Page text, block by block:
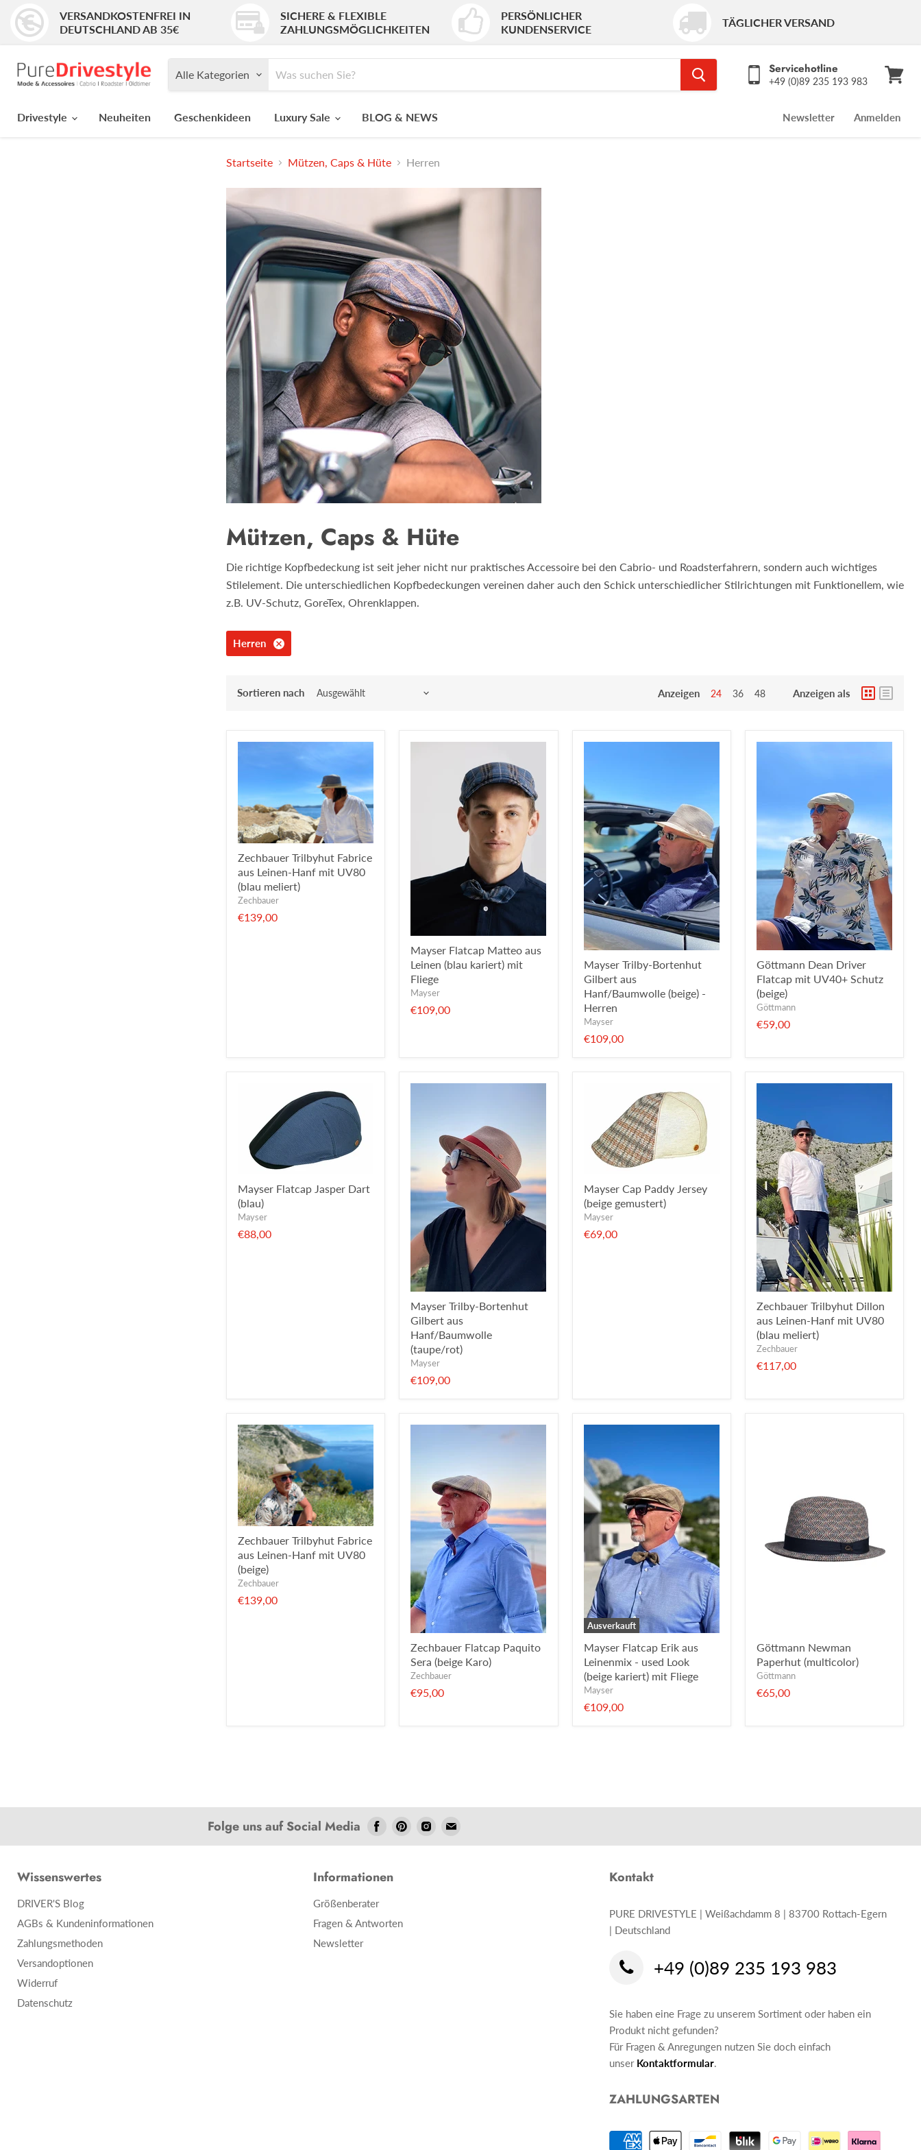
VERSANDKOSTENFREI IN
DEUTSCHLAND AB 35€
SICHERE & FLEXIBLE
ZAHLUNGSMÖGLICHKEITEN
PERSÖNLICHER
KUNDENSERVICE
TÄGLICHER VERSAND
Alle Kategorien Servicehotline
+49 (0)89 235 193 983
Drivestyle
Neuheiten Geschenkideen Luxury Sale BLOG & NEWS Newsletter Anmelden
Startseite Mützen, Caps & Hüte Herren
Mützen, Caps & Hüte
Die richtige Kopfbedeckung ist seit jeher nicht nur praktisches Accessoire bei den Cabrio- und Roadsterfahrern, sondern auch wichtiges
Stilelement. Die unterschiedlichen Kopfbedeckungen vereinen daher auch den Schick unterschiedlicher Stilrichtungen mit Funktionellem, wie
z.B. UV-Schutz, GoreTex, Ohrenklappen.
Herren
Sortieren nach Anzeigen 24 36 48 Anzeigen als
Zechbauer Trilbyhut Fabrice
aus Leinen-Hanf mit UV80
(blau meliert)
Zechbauer
€139,00
Mayser Flatcap Matteo aus
Leinen (blau kariert) mit
Fliege
Mayser
€109,00
Mayser Trilby-Bortenhut
Gilbert aus
Hanf/Baumwolle (beige) -
Herren
Mayser
€109,00
Göttmann Dean Driver
Flatcap mit UV40+ Schutz
(beige)
Göttmann
€59,00
Mayser Flatcap Jasper Dart
(blau)
Mayser
€88,00
Mayser Trilby-Bortenhut
Gilbert aus
Hanf/Baumwolle
(taupe/rot)
Mayser
€109,00
Mayser Cap Paddy Jersey
(beige gemustert)
Mayser
€69,00
Zechbauer Trilbyhut Dillon
aus Leinen-Hanf mit UV80
(blau meliert)
Zechbauer
€117,00
Zechbauer Trilbyhut Fabrice
aus Leinen-Hanf mit UV80
(beige)
Zechbauer
€139,00
Zechbauer Flatcap Paquito
Sera (beige Karo)
Zechbauer
€95,00
Ausverkauft
Mayser Flatcap Erik aus
Leinenmix - used Look
(beige kariert) mit Fliege
Mayser
€109,00
Göttmann Newman
Paperhut (multicolor)
Göttmann
€65,00
Folge uns auf Social Media
Folgen
Facebook
Folgen Folgen
Wissenswertes
DRIVER'S Blog
AGBs & Kundeninformationen
Zahlungsmethoden
Versandoptionen
Widerruf
Datenschutz
Informationen
Größenberater
Fragen & Antworten
Newsletter
Kontakt
PURE DRIVESTYLE | Weißachdamm 8 | 83700 Rottach-Egern
| Deutschland
+49 (0)89 235 193 983
Sie haben eine Frage zu unserem Sortiment oder haben ein
Produkt nicht gefunden?
Für Fragen & Anregungen nutzen Sie doch einfach
unser Kontaktformular.
ZAHLUNGSARTEN